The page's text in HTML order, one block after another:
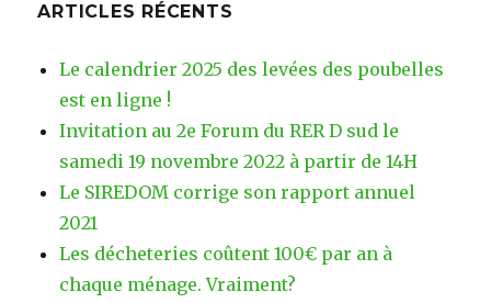
ARTICLES RÉCENTS
Le calendrier 2025 des levées des poubelles
est en ligne !
Invitation au 2e Forum du RER D sud le
samedi 19 novembre 2022 à partir de 14H
Le SIREDOM corrige son rapport annuel
2021
Les décheteries coûtent 100€ par an à
chaque ménage. Vraiment?